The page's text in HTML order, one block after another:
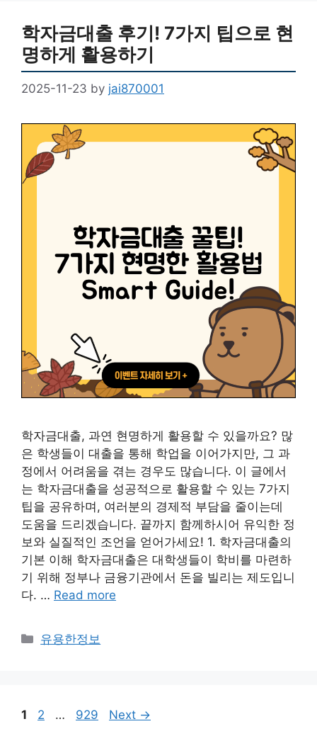
학자금대출 후기! 7가지 팁으로 현
명하게 활용하기
2025-11-23 by jai870001
학자금대출, 과연 현명하게 활용할 수 있을까요? 많
은 학생들이 대출을 통해 학업을 이어가지만, 그 과
정에서 어려움을 겪는 경우도 많습니다. 이 글에서
는 학자금대출을 성공적으로 활용할 수 있는 7가지
팁을 공유하며, 여러분의 경제적 부담을 줄이는데
도움을 드리겠습니다. 끝까지 함께하시어 유익한 정
보와 실질적인 조언을 얻어가세요! 1. 학자금대출의
기본 이해 학자금대출은 대학생들이 학비를 마련하
기 위해 정부나 금융기관에서 돈을 빌리는 제도입니
다. … Read more
Categories
유용한정보
Page
1 Page
2 … Page
929 Next →